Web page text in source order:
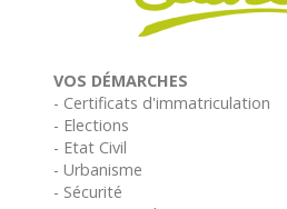
VOS DÉMARCHES
- Certificats d'immatriculation
- Elections
- Etat Civil
- Urbanisme
- Sécurité